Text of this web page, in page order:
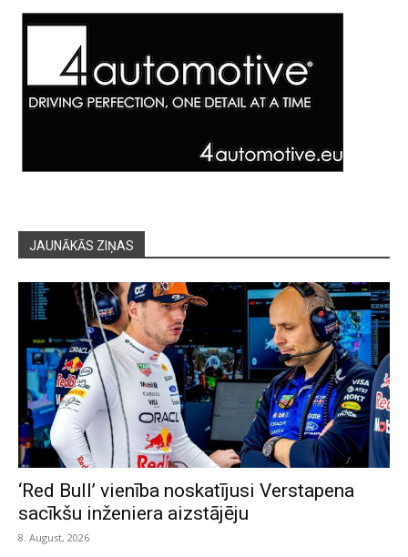
JAUNĀKĀS ZIŅAS
‘Red Bull’ vienība noskatījusi Verstapena
sacīkšu inženiera aizstājēju
8. August, 2026